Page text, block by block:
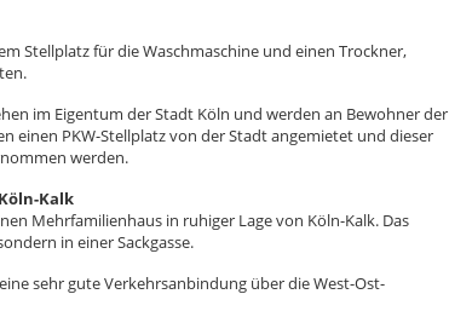
Stellplatz für die Waschmaschine und einen Trockner,
im Eigentum der Stadt Köln und werden an Bewohner der
einen PKW-Stellplatz von der Stadt angemietet und dieser
werden.
Kalk
Mehrfamilienhaus in ruhiger Lage von Köln-Kalk. Das
in einer Sackgasse.
sehr gute Verkehrsanbindung über die West-Ost-